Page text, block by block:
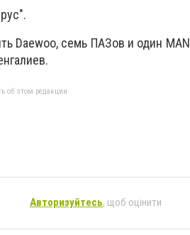
Daewoo, семь ПАЗов и один
об этом редакции
Авторизуйтесь, щоб оцінити